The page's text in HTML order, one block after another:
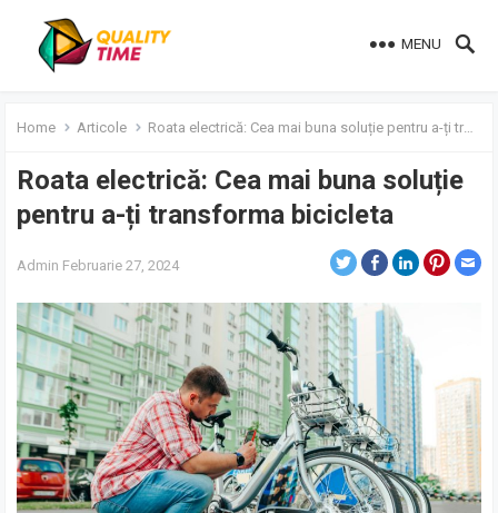
MENU
Home Articole Roata electrică: Cea mai buna soluție pentru a-ți transforma bicicleta
Roata electrică: Cea mai buna soluție
pentru a-ți transforma bicicleta
Admin Februarie 27, 2024